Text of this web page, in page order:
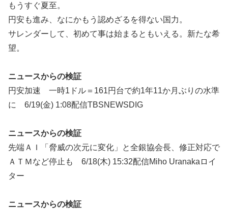
もうすぐ夏至。
円安も進み、なにかもう認めざるを得ない国力。
サレンダーして、初めて事は始まるともいえる。新たな希
望。
ニュースからの検証
円安加速 一時1ドル＝161円台で約1年11か月ぶりの水準
に 6/19(金) 1:08配信TBSNEWSDIG
ニュースからの検証
先端ＡＩ「脅威の次元に変化」と全銀協会長、修正対応で
ＡＴＭなど停止も 6/18(木) 15:32配信Miho Uranakaロイ
ター
ニュースからの検証